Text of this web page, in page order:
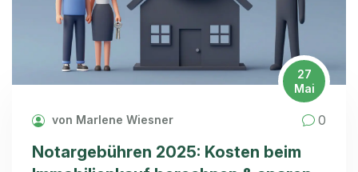
27
Mai
von Marlene Wiesner 0
Notargebühren 2025: Kosten beim